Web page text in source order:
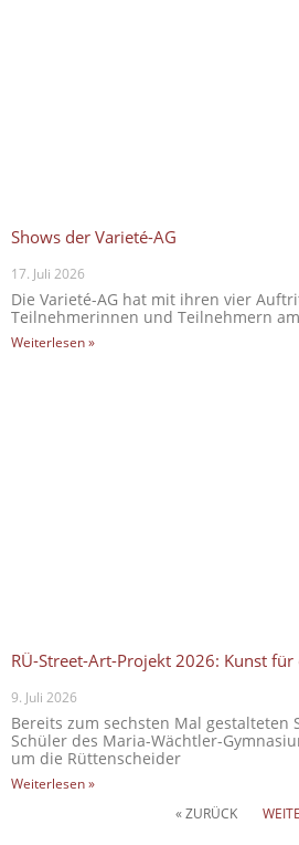
Shows der Varieté-AG
17. Juli 2026
Die Varieté-AG hat mit ihren vier
Teilnehmerinnen und Teilnehmern am
Weiterlesen »
RÜ-Street-Art-Projekt 2026: Kunst für
9. Juli 2026
Bereits zum sechsten Mal gestalteten
Schüler des Maria-Wächtler-
um die Rüttenscheider
Weiterlesen »
« ZURÜCK